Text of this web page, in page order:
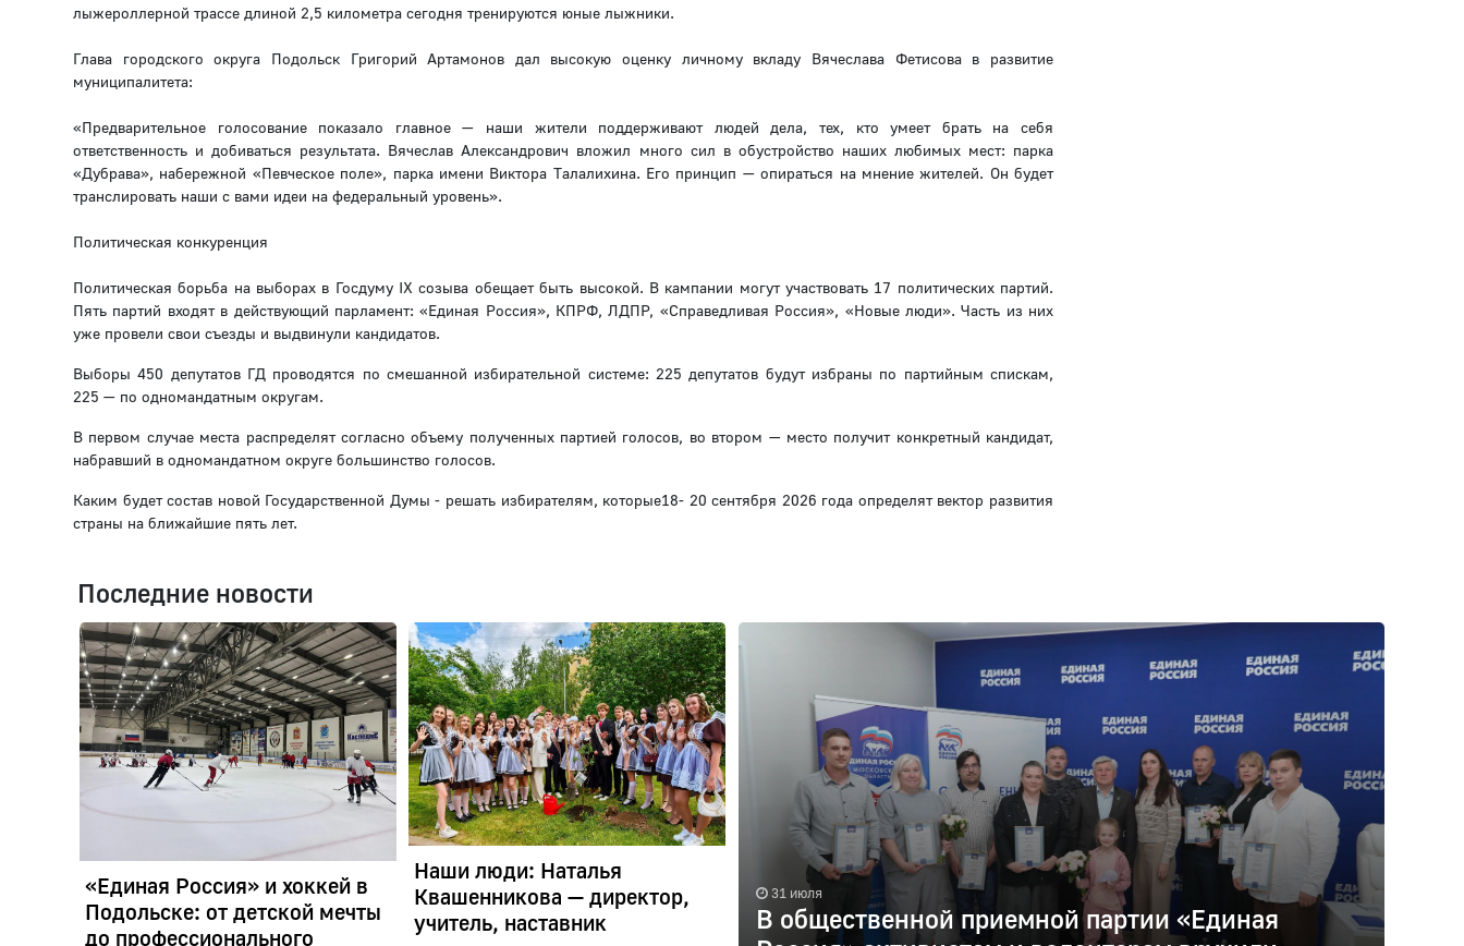
лыжероллерной трассе длиной 2,5 километра сегодня тренируются юные лыжники.
Глава городского округа Подольск Григорий Артамонов дал высокую оценку личному вкладу Вячеслава Фетисова в развитие
муниципалитета:
«Предварительное голосование показало главное — наши жители поддерживают людей дела, тех, кто умеет брать на себя
ответственность и добиваться результата. Вячеслав Александрович вложил много сил в обустройство наших любимых мест: парка
«Дубрава», набережной «Певческое поле», парка имени Виктора Талалихина. Его принцип — опираться на мнение жителей. Он будет
транслировать наши с вами идеи на федеральный уровень».
Политическая конкуренция
Политическая борьба на выборах в Госдуму IX созыва обещает быть высокой. В кампании могут участвовать 17 политических партий.
Пять партий входят в действующий парламент: «Единая Россия», КПРФ, ЛДПР, «Справедливая Россия», «Новые люди». Часть из них
уже провели свои съезды и выдвинули кандидатов.
Выборы 450 депутатов ГД проводятся по смешанной избирательной системе: 225 депутатов будут избраны по партийным спискам,
225 — по одномандатным округам.
В первом случае места распределят согласно объему полученных партией голосов, во втором — место получит конкретный кандидат,
набравший в одномандатном округе большинство голосов.
Каким будет состав новой Государственной Думы - решать избирателям, которые18- 20 сентября 2026 года определят вектор развития
страны на ближайшие пять лет.
Последние новости
«Единая Россия» и хоккей в
Подольске: от детской мечты
до профессионального
Наши люди: Наталья
Квашенникова — директор,
учитель, наставник
31 июля
В общественной приемной партии «Единая